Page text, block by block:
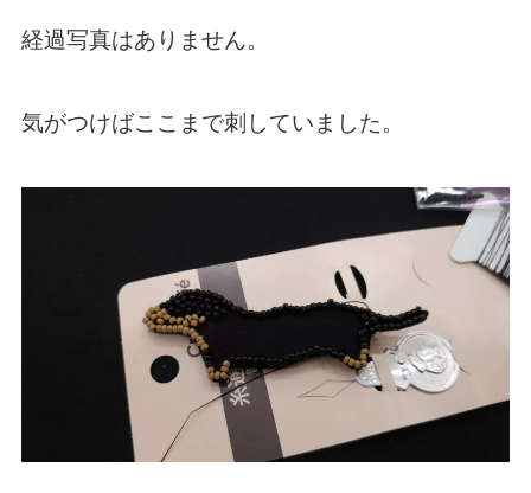
経過写真はありません。
気がつけばここまで刺していました。